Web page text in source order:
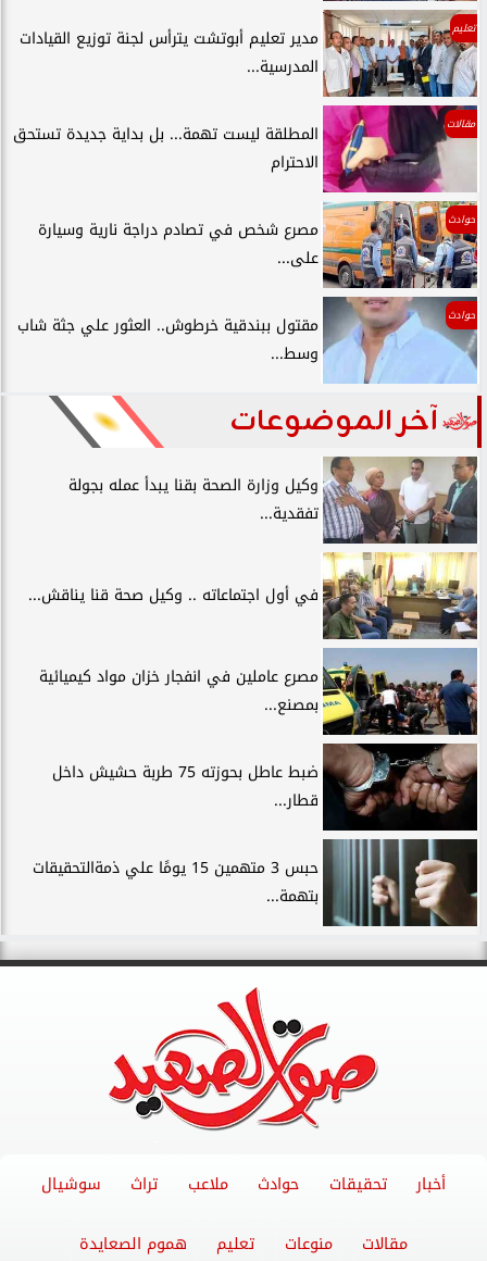
تعليم
مدير تعليم أبوتشت يترأس لجنة توزيع القيادات
المدرسية...
مقالات
المطلقة ليست تهمة... بل بداية جديدة تستحق
الاحترام
حوادث
مصرع شخص في تصادم دراجة نارية وسيارة
على...
حوادث
مقتول ببندقية خرطوش.. العثور علي جثة شاب
وسط...
آخر الموضوعات
وكيل وزارة الصحة بقنا يبدأ عمله بجولة
تفقدية...
في أول اجتماعاته .. وكيل صحة قنا يناقش...
مصرع عاملين في انفجار خزان مواد كيميائية
بمصنع...
ضبط عاطل بحوزته 75 طربة حشيش داخل
قطار...
حبس 3 متهمين 15 يومًا علي ذمةالتحقيقات
بتهمة...
أخبار تحقيقات حوادث ملاعب تراث سوشيال
مقالات منوعات تعليم هموم الصعايدة